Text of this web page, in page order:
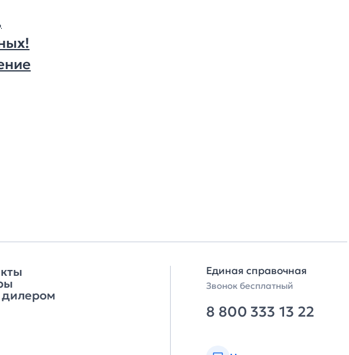
дилером
Единая справочная
Звонок бесплатный
8 800 333 13 22